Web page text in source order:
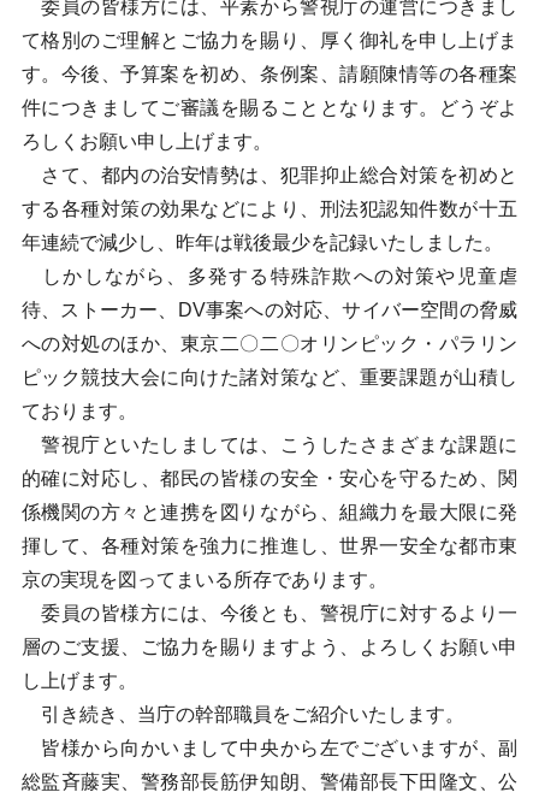
委員の皆様方には、平素から警視庁の運営につきまし
て格別のご理解とご協力を賜り、厚く御礼を申し上げま
す。今後、予算案を初め、条例案、請願陳情等の各種案
件につきましてご審議を賜ることとなります。どうぞよ
ろしくお願い申し上げます。
さて、都内の治安情勢は、犯罪抑止総合対策を初めと
する各種対策の効果などにより、刑法犯認知件数が十五
年連続で減少し、昨年は戦後最少を記録いたしました。
しかしながら、多発する特殊詐欺への対策や児童虐
待、ストーカー、DV事案への対応、サイバー空間の脅威
への対処のほか、東京二〇二〇オリンピック・パラリン
ピック競技大会に向けた諸対策など、重要課題が山積し
ております。
警視庁といたしましては、こうしたさまざまな課題に
的確に対応し、都民の皆様の安全・安心を守るため、関
係機関の方々と連携を図りながら、組織力を最大限に発
揮して、各種対策を強力に推進し、世界一安全な都市東
京の実現を図ってまいる所存であります。
委員の皆様方には、今後とも、警視庁に対するより一
層のご支援、ご協力を賜りますよう、よろしくお願い申
し上げます。
引き続き、当庁の幹部職員をご紹介いたします。
皆様から向かいまして中央から左でございますが、副
総監斉藤実、警務部長筋伊知朗、警備部長下田隆文、公